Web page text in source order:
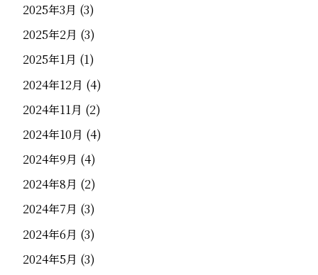
2025年3月 (3)
2025年2月 (3)
2025年1月 (1)
2024年12月 (4)
2024年11月 (2)
2024年10月 (4)
2024年9月 (4)
2024年8月 (2)
2024年7月 (3)
2024年6月 (3)
2024年5月 (3)